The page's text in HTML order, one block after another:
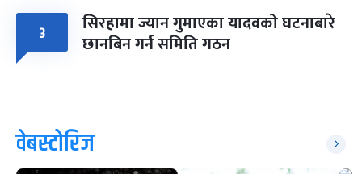
३ सिरहामा ज्यान गुमाएका यादवको घटनाबारे
छानबिन गर्न समिति गठन
वेबस्टोरिज